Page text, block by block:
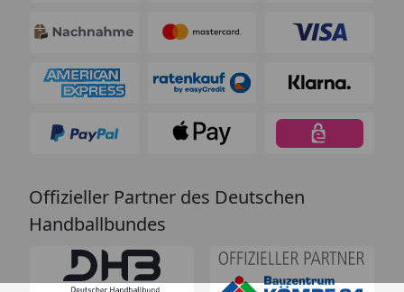
Offizieller Partner des Deutschen
Handballbundes